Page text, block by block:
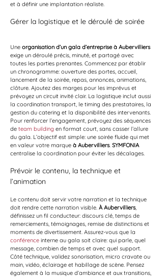
et à définir une implantation réaliste.
Gérer la logistique et le déroulé de soirée
Une organisation d’un gala d’entreprise à Aubervilliers
exige un déroulé précis, minuté, et partagé avec
toutes les parties prenantes. Commencez par établir
un chronogramme: ouverture des portes, accueil,
lancement de la soirée, repas, annonces, animations,
clôture. Ajoutez des marges pour les imprévus et
prévoyez un circuit invité clair. La logistique inclut aussi
la coordination transport, le timing des prestataires, la
gestion du catering et la disponibilité des intervenants.
Pour renforcer l’engagement, prévoyez des séquences
de team building en format court, sans casser l’allure
du gala. L’objectif est simple: une soirée fluide qui met
en valeur votre marque à Aubervilliers. SYMFONIA
centralise la coordination pour éviter les décalages.
Prévoir le contenu, la technique et
l’animation
Le contenu doit servir votre narration et la technique
doit rendre cette narration visible. À Aubervilliers,
définissez un fil conducteur: discours clé, temps de
remerciements, témoignages, remise de distinctions et
moments de divertissement. Assurez-vous que la
conférence interne au gala soit claire: qui parle, quel
message, combien de temps et avec quel support.
Côté technique, validez sonorisation, micro cravate ou
main, vidéo, éclairage et habillage de scène. Pensez
également à la musique d’ambiance et aux transitions,